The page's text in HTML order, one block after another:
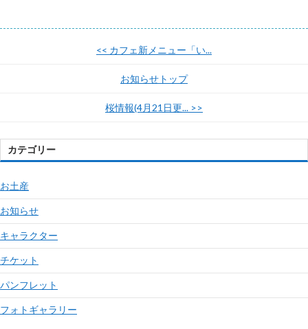
<< カフェ新メニュー「い...
お知らせトップ
桜情報(4月21日更... >>
カテゴリー
お土産
お知らせ
キャラクター
チケット
パンフレット
フォトギャラリー